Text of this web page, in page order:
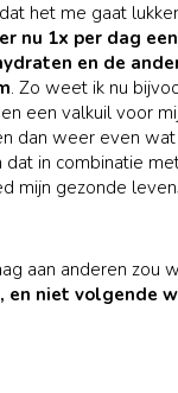
het me gaat
nu 1x per dag
en de
. Zo weet ik nu
een valkuil voor
dan weer even
dat in combinatie
mijn gezonde
aan anderen zou
en niet volgende